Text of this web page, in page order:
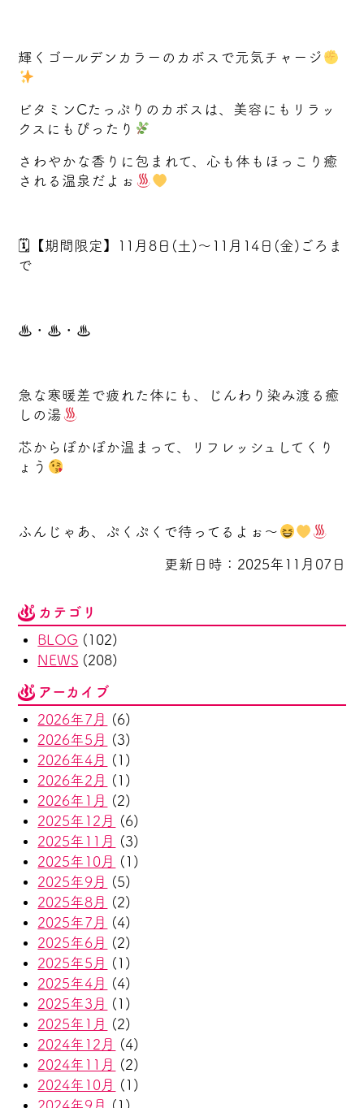
輝くゴールデンカラーのカボスで元気チャージ
ビタミンCたっぷりのカボスは、美容にもリラッ
クスにもぴったり
さわやかな香りに包まれて、心も体もほっこり癒
される温泉だよぉ
🗓【期間限定】11月8日(土)〜11月14日(金)ごろま
で
♨・♨・♨
急な寒暖差で疲れた体にも、じんわり染み渡る癒
しの湯
芯からぽかぽか温まって、リフレッシュしてくり
ょう
ふんじゃあ、ぷくぷくで待ってるよぉ〜
更新日時：2025年11月07日
カテゴリ
BLOG (102)
NEWS (208)
アーカイブ
2026年7月
(6)
2026年5月
(3)
2026年4月
(1)
2026年2月
(1)
2026年1月
(2)
2025年12月
(6)
2025年11月
(3)
2025年10月
(1)
2025年9月
(5)
2025年8月
(2)
2025年7月
(4)
2025年6月
(2)
2025年5月
(1)
2025年4月
(4)
2025年3月
(1)
2025年1月
(2)
2024年12月
(4)
2024年11月
(2)
2024年10月
(1)
2024年9月
(1)